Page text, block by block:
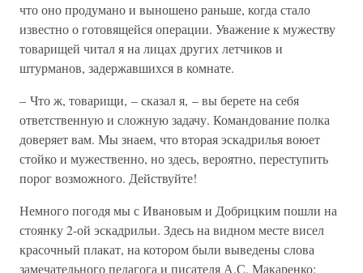
что оно продумано и выношено раньше, когда стало
известно о готовящейся операции. Уважение к мужеству
товарищей читал я на лицах других летчиков и
штурманов, задержавшихся в комнате.
– Что ж, товарищи, – сказал я, – вы берете на себя
ответственную и сложную задачу. Командование полка
доверяет вам. Мы знаем, что вторая эскадрилья воюет
стойко и мужественно, но здесь, вероятно, переступить
порог возможного. Действуйте!
Немного погодя мы с Ивановым и Добрицким пошли на
стоянку 2-ой эскадрильи. Здесь на видном месте висел
красочный плакат, на котором были выведены слова
замечательного педагога и писателя А.С. Макаренко: